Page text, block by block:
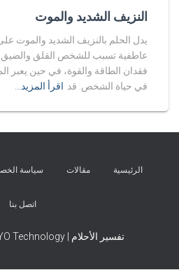
النزيف الشديد والموت
يدل الحلم بالنزيف الشديد والموت
عاطفية تسبب للشخص القلق والضيق.
فقدان الطاقة والقوة، في حين يعبر
في حياة الشخص. قد اقرأ المزيد…
الرئيسية مقالات سياسة
اتصل بنا
تفسير الأحلام | Made with ❤️ by AYO Technology